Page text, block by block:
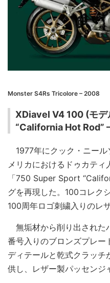
Monster S4Rs Tricolore – 2008
XDiavel V4 100 (モ
“California Hot Rod”
1977年にクック・ニール
メリカにおけるドゥカテ
「750 Super Sport
グを再現した。100コレク
100周年ロゴ刺繍入りのレ
無垢材から削り出された
番号入りのブロンズプレー
ディテールと乾式クラッチ
供し、レザー製パッセンジ